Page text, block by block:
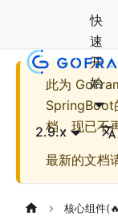
快
速
开
始
2.9.x
此为
SpringBoot
档，现已不
最新的文档
核心组件